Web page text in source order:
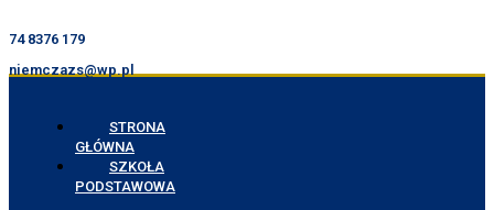
74 8376 179
niemczazs@wp.pl
STRONA
GŁÓWNA
SZKOŁA
PODSTAWOWA